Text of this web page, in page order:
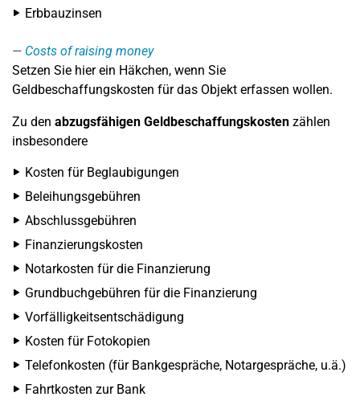
Erbbauzinsen
Costs of raising money
Setzen Sie hier ein Häkchen, wenn Sie
Geldbeschaffungskosten für das Objekt erfassen wollen.
Zu den abzugsfähigen Geldbeschaffungskosten zählen
insbesondere
Kosten für Beglaubigungen
Beleihungsgebühren
Abschlussgebühren
Finanzierungskosten
Notarkosten für die Finanzierung
Grundbuchgebühren für die Finanzierung
Vorfälligkeitsentschädigung
Kosten für Fotokopien
Telefonkosten (für Bankgespräche, Notargespräche, u.ä.)
Fahrtkosten zur Bank